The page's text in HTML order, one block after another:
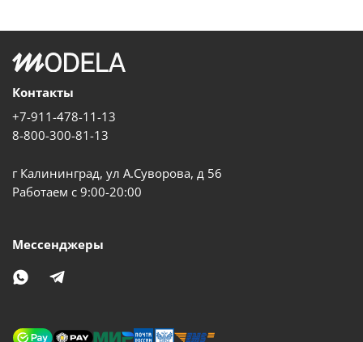
Контакты
+7-911-478-11-13
8-800-300-81-13
г Калининград, ул А.Суворова, д 56
Работаем с 9:00-20:00
Мессенджеры